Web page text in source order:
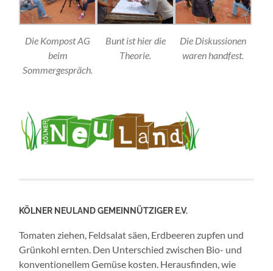
Die Kompost AG
beim
Sommergespräch.
Bunt ist hier die
Theorie.
Die Diskussionen
waren handfest.
KÖLNER NEULAND GEMEINNÜTZIGER E.V.
Tomaten ziehen, Feldsalat säen, Erdbeeren zupfen und
Grünkohl ernten. Den Unterschied zwischen Bio- und
konventionellem Gemüse kosten. Herausfinden, wie